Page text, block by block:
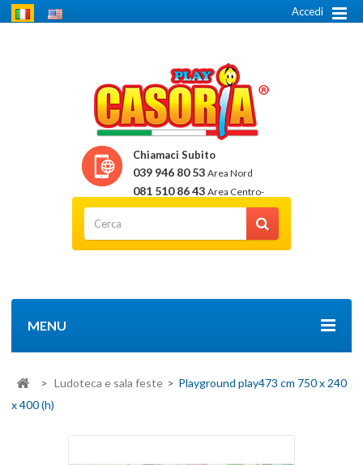
Accedi
Chiamaci Subito
039 946 80 53 Area Nord
081 510 86 43 Area Centro-
Sud
MENU
> Ludoteca e sala feste > Playground play473 cm 750 x 240
x 400 (h)